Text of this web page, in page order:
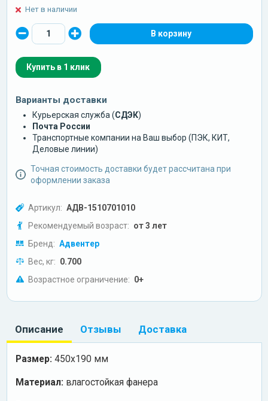
Нет в наличии
Купить в 1 клик
Варианты доставки
Курьерская служба (СДЭК)
Почта России
Транспортные компании на Ваш выбор (ПЭК, КИТ,
Деловые линии)
Точная стоимость доставки будет рассчитана при
оформлении заказа
Артикул: АДВ-1510701010
Рекомендуемый возраст: от 3 лет
Бренд: Адвентер
Вес, кг: 0.700
Возрастное ограничение: 0+
Описание Отзывы Доставка
Размер: 450х190 мм
Материал: влагостойкая фанера